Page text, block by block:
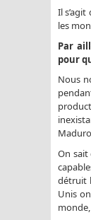
Il
les
Par
pour
Nous
On sait
détruit
Unis